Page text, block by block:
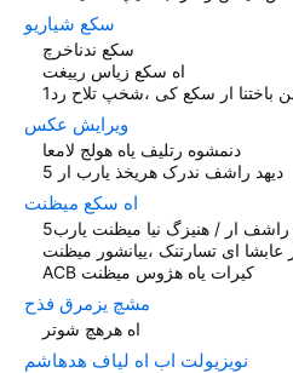
سکع شیاریو
سکع ندناخرچ
اه سکع زیاس رییغت
ار سکع کی ،شخپ تلاح رد1
ویرایش عکس
دنمشوه رتلیف یاه هولج لامعا
دیهد راشف ندرک هریخذ یارب ار 5
اه سکع میظنت
راشف ار / هنیزگ نیا میظنت یارب5
عابشا ای تسارتنک ،ییانشور میظنت
ACB کيرات یاه هژوس ميظنت
مشچ یزمرق فذح
اه هرهچ شوتر
نویزیولت اب اه لیاف هدهاشم